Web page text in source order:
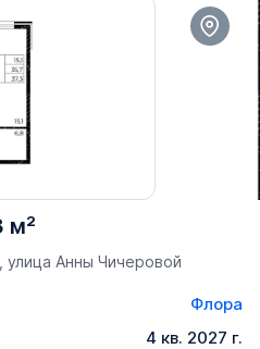
м²
улица Анны Чичеровой
Флора
4 кв. 2027 г.